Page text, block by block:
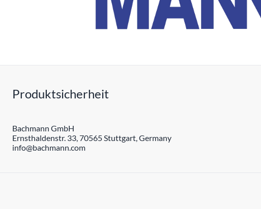
Produktsicherheit
Bachmann GmbH
Ernsthaldenstr. 33, 70565 Stuttgart, Germany
info@bachmann.com